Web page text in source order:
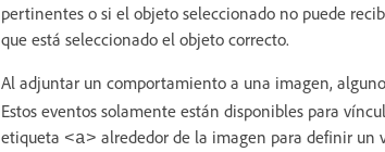
pertinentes o si el objeto seleccionado no puede
que está seleccionado el objeto correcto.
Al adjuntar un comportamiento a una imagen,
Estos eventos solamente están disponibles para
etiqueta <a> alrededor de la imagen para definir un